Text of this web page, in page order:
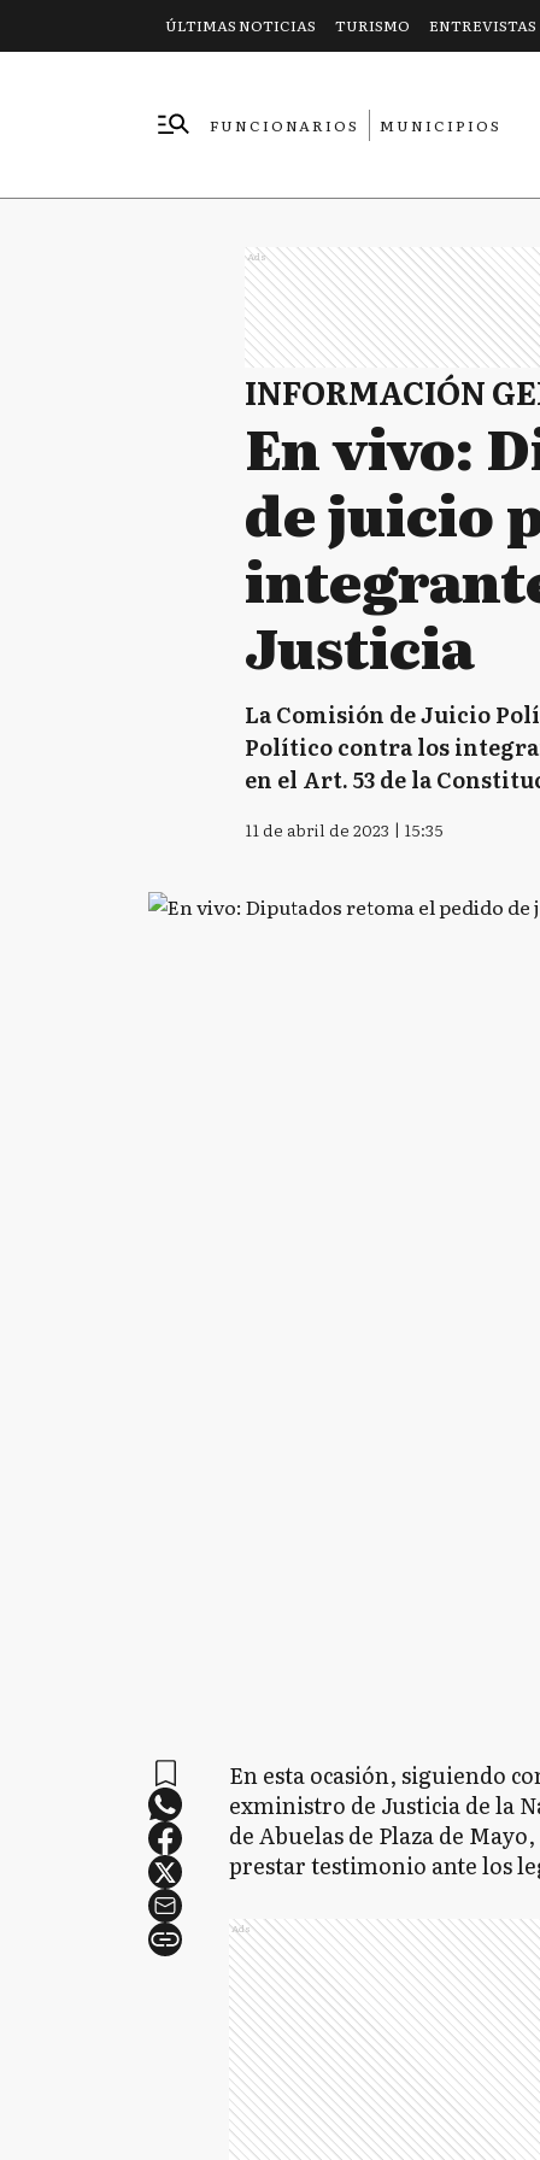
ÚLTIMAS NOTICIAS TURISMO ENTREVISTAS
FUNCIONARIOS
MUNICIPIOS
Ads
INFORMACIÓN
En vivo:
de juicio
Justicia
La Comisión de Juicio
Político contra los
en el Art. 53 de la
11 de abril de 2023 | 15:35
En esta ocasión, siguiendo
exministro de Justicia de la
de Abuelas de Plaza de
prestar testimonio ante los
Ads